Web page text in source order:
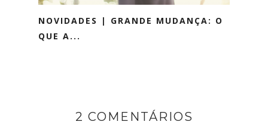
NOVIDADES | GRANDE MUDANÇA: O
QUE A...
2 COMENTÁRIOS